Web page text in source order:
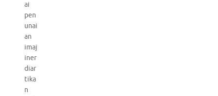
ai
pen
unai
an
imaj
iner
diar
tika
n